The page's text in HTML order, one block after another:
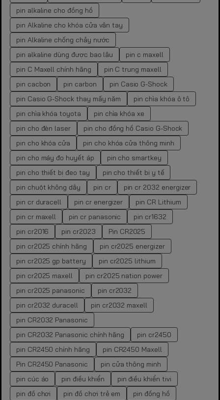
pin alkaline cho đồng hồ
pin Alkaline cho khóa cửa vân tay
pin Alkaline chống chảy nước
pin alkaline dùng được bao lâu
pin c maxell
pin C Maxell chính hãng
pin C trung maxell
pin cacbon
pin carbon
pin Casio G-Shock
pin Casio G-Shock thay mấy năm
pin chìa khóa ô tô
pin chìa khóa toyota
pin chìa khóa xe
pin cho đèn laser
pin cho đồng hồ Casio G-Shock
pin cho khóa cửa
pin cho khóa cửa thông minh
pin cho máy đo huyết áp
pin cho smartkey
pin cho thiết bị đeo tay
pin cho thiết bị y tế
pin chuột không dây
pin cr
pin cr 2032 energizer
pin cr duracell
pin cr energizer
pin CR Lithium
pin cr maxell
pin cr panasonic
pin cr1632
pin cr2016
pin cr2023
Pin CR2025
pin cr2025 chính hãng
pin cr2025 energizer
pin cr2025 gp battery
pin cr2025 lithium
pin cr2025 maxell
pin cr2025 nation power
pin cr2025 panasonic
pin cr2032
pin cr2032 duracell
pin cr2032 maxell
pin CR2032 Panasonic
pin CR2032 Panasonic chính hãng
pin cr2450
pin CR2450 chính hãng
pin CR2450 Maxell
Pin CR2450 Panasonic
pin cửa thông minh
pin cúc áo
pin điều khiển
pin điều khiển tivi
pin đồ chơi
pin đồ chơi trẻ em
pin đồng hồ